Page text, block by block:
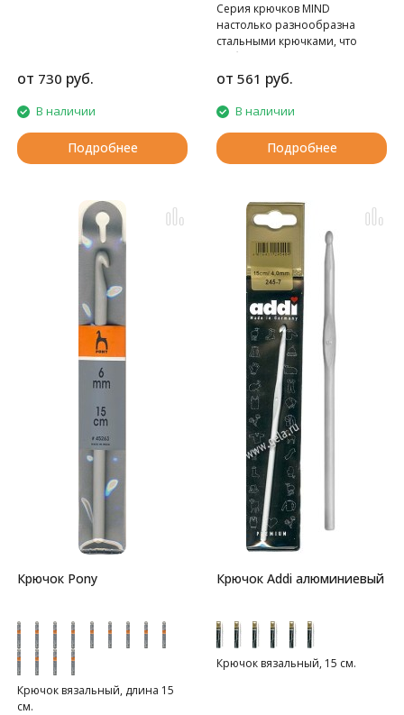
от 730 руб.
В наличии
Подробнее
Серия крючков MIND
настолько разнообразна
стальными крючками, что
любая вязальщица сможет
подобрать себе нужный
от 561 руб.
В наличии
Подробнее
Крючок Pony
Крючок вязальный, длина 15
см.
Крючок Addi алюминиевый
Крючок вязальный, 15 см.